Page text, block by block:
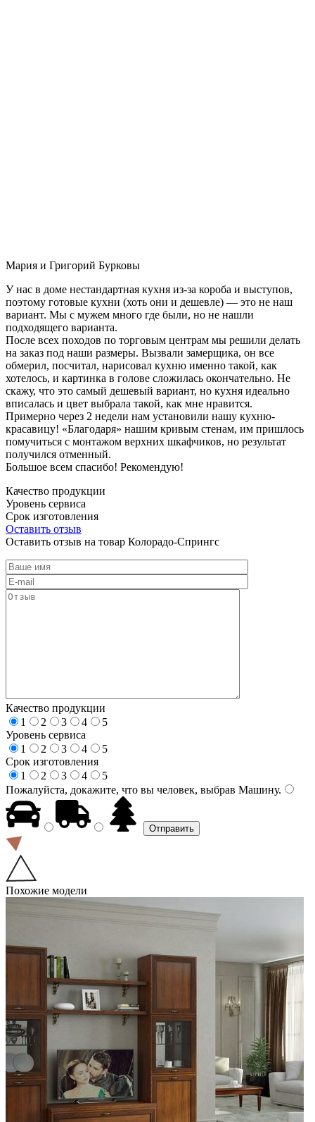
Мария и Григорий Бурковы
У нас в доме нестандартная кухня из-за короба и выступов,
поэтому готовые кухни (хоть они и дешевле) — это не наш
вариант. Мы с мужем много где были, но не нашли
подходящего варианта.
После всех походов по торговым центрам мы решили делать
на заказ под наши размеры. Вызвали замерщика, он все
обмерил, посчитал, нарисовал кухню именно такой, как
хотелось, и картинка в голове сложилась окончательно. Не
скажу, что это самый дешевый вариант, но кухня идеально
вписалась и цвет выбрала такой, как мне нравится.
Примерно через 2 недели нам установили нашу кухню-
красавицу! «Благодаря» нашим кривым стенам, им пришлось
помучиться с монтажом верхних шкафчиков, но результат
получился отменный.
Большое всем спасибо! Рекомендую!
Качество продукции
Уровень сервиса
Срок изготовления
Оставить отзыв
Оставить отзыв на товар Колорадо-Спрингс
Качество продукции
1
2 3 4
5
Уровень сервиса
1
2 3 4
5
Срок изготовления
1
2 3 4
5
Пожалуйста, докажите, что вы человек, выбрав Машину.
Похожие модели